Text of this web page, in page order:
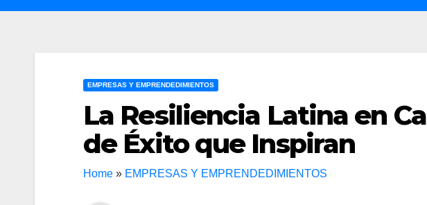
EMPRESAS Y EMPRENDEDIMIENTOS
La Resiliencia Latina en
de Éxito que Inspiran
Home » EMPRESAS Y EMPRENDEDIMIENTOS